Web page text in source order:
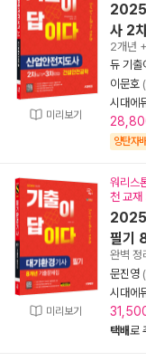
미리보기
2025
사 2
2개년
듀 기출
이문호
시대에
양탄자
미리보기
워리스
천 교재
2025
필기
완벽 정
문진영
시대에
택배로